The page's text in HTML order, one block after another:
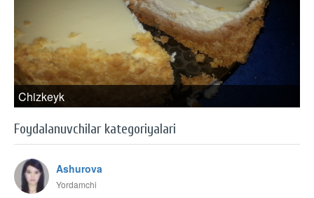
Chizkeyk
Foydalanuvchilar kategoriyalari
Ashurova
Yordamchi